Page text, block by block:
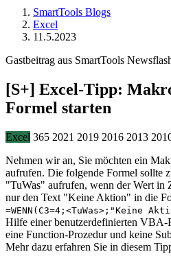
SmartTools Blogs
Excel
11.5.2023
Gastbeitrag aus SmartTools
[S+] Excel-Tipp:
Formel starten
Excel 365 2021 2019 2016 2013
Nehmen wir an, Sie möchten ein
aufrufen. Die folgende Formel sollte
"TuWas" aufrufen, wenn der Wert in
nur den Text "Keine Aktion" in die
=WENN(C3=4;<TuWas>;"Keine
Hilfe einer benutzerdefinierten VBA-
eine Function-Prozedur und keine
Mehr dazu erfahren Sie in diesem